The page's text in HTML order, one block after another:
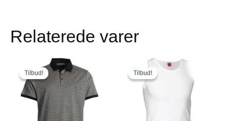
Relaterede varer
Tilbud!
Tilbud!
Den
oprindelige
pris
var:
kr. 450,00.
aktuelle
pris
er:
kr. 270,00.
vare
har
flere
varianter.
Mulighederne
Tilbud!
Tilbud!
Den
oprindelige
Den
pris
kr. 90,00.
vare
har
varianter.